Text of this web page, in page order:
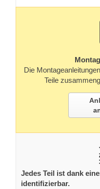
Die
Teile
Jedes Teil ist dank
identifizierbar.